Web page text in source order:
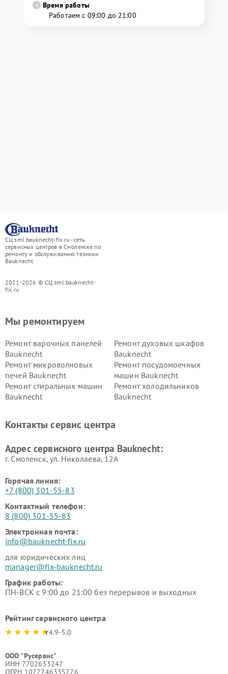
Время работы
Работаем с 09:00 до 21:00
СЦ sml.bauknecht-fix.ru - сеть
сервисных центров в Смоленске по
ремонту и обслуживанию техники
Bauknecht
2021-2026 © СЦ sml.bauknecht-
fix.ru
Мы ремонтируем
Ремонт варочных панелей
Bauknecht
Ремонт духовых шкафов
Bauknecht
Ремонт микроволновых
печей Bauknecht
Ремонт посудомоечных
машин Bauknecht
Ремонт стиральных машин
Bauknecht
Ремонт холодильников
Bauknecht
Контакты сервис центра
Адрес сервисного центра Bauknecht:
г. Смоленск, ул. Николаева, 12А
Горячая линия:
+7 (800) 301-55-83
Контактный телефон:
8 (800) 301-55-83
Электронная почта:
info@bauknecht-fix.ru
для юридических лиц
manager@fix-bauknecht.ru
График работы:
ПН-ВСК с 9:00 до 21:00 без перерывов и выходных
Рейтинг сервисного центра
4.9-5.0
ООО "Русервис"
ИНН 7702633247
ОГРН 1077746335776